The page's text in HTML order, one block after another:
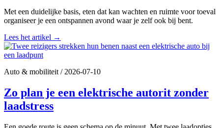
Met een duidelijke basis, eten dat kan wachten en ruimte voor toeval
organiseer je een ontspannen avond waar je zelf ook bij bent.
Lees het artikel →
Auto & mobiliteit /2026-07-10
Zo plan je een elektrische autorit zonder
laadstress